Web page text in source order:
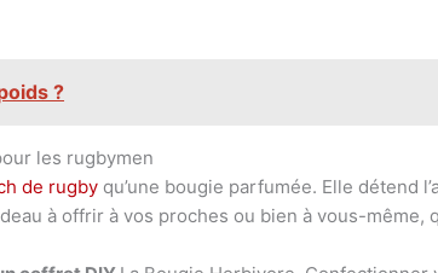
?
les rugbymen
de rugby qu’une bougie parfumée. Elle détend
à offrir à vos proches ou bien à vous-même,